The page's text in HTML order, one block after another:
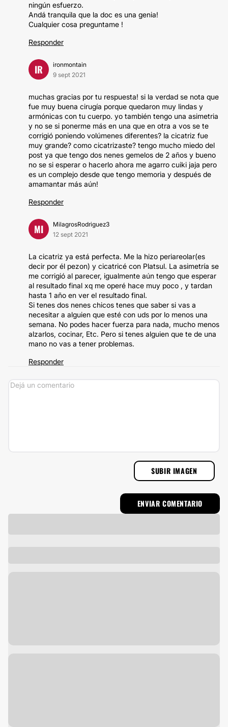
ningún esfuerzo.
Andá tranquila que la doc es una genia!
Cualquier cosa preguntame !
Responder
IR
ironmontain
9 sept 2021
muchas gracias por tu respuesta! si la verdad se nota que
fue muy buena cirugía porque quedaron muy lindas y
armónicas con tu cuerpo. yo también tengo una asimetria
y no se si ponerme más en una que en otra a vos se te
corrigió poniendo volúmenes diferentes? la cicatriz fue
muy grande? como cicatrizaste? tengo mucho miedo del
post ya que tengo dos nenes gemelos de 2 años y bueno
no se si esperar o hacerlo ahora me agarro cuiki jaja pero
es un complejo desde que tengo memoria y después de
amamantar más aún!
Responder
MI
MilagrosRodriguez3
12 sept 2021
La cicatriz ya está perfecta. Me la hizo periareolar(es
decir por él pezon) y cicatricé con Platsul. La asimetría se
me corrigió al parecer, igualmente aún tengo que esperar
al resultado final xq me operé hace muy poco , y tardan
hasta 1 año en ver el resultado final.
Si tenes dos nenes chicos tenes que saber si vas a
necesitar a alguien que esté con uds por lo menos una
semana. No podes hacer fuerza para nada, mucho menos
alzarlos, cocinar, Etc. Pero si tenes alguien que te de una
mano no vas a tener problemas.
Responder
SUBIR IMAGEN